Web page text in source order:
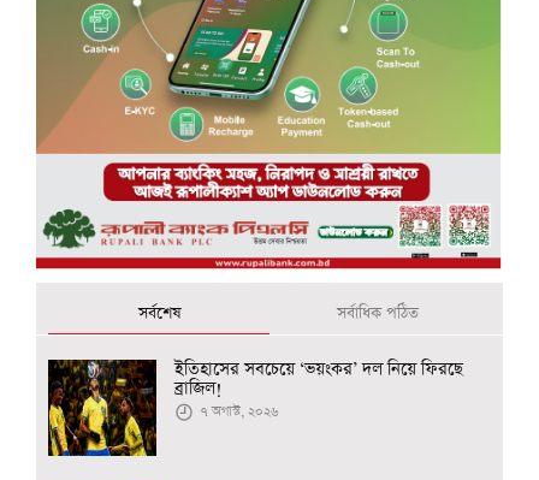
সর্বশেষ সর্বাধিক পঠিত
ইতিহাসের সবচেয়ে ‘ভয়ংকর’ দল নিয়ে ফিরছে
ব্রাজিল!
৭ অগাস্ট, ২০২৬